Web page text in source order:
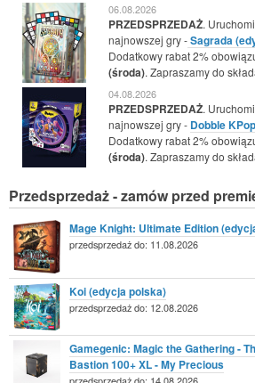
06.08.2026
PRZEDSPRZEDAŻ.
najnowszej gry -Sagrada
Dodatkowy rabat 2%
(środa). Zapraszamy do
04.08.2026
PRZEDSPRZEDAŻ.
najnowszej gry - Dobble
Dodatkowy rabat 2%
(środa). Zapraszamy do
Przedsprzedaż - zamów przed
Mage Knight: Ultimate Edition
przedsprzedaż do: 11.08.2026
Koi (edycja polska)
przedsprzedaż do: 12.08.2026
Gamegenic: Magic the Gathering -
Bastion 100+ XL - My Precious